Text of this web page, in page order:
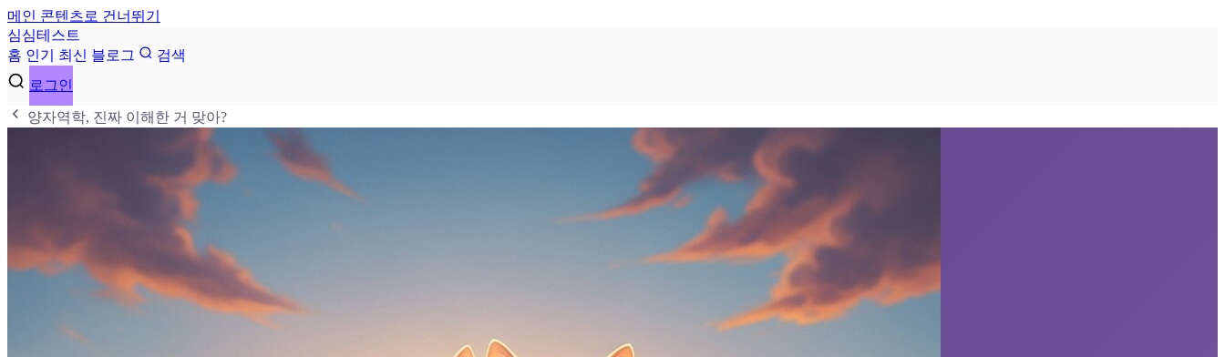
메인 콘텐츠로 건너뛰기
심심테 스 트
홈 인기 최신 블로그
검색
로그인
양자역학, 진짜 이해한 거 맞아?